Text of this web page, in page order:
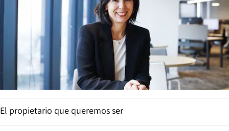
El propietario que queremos ser